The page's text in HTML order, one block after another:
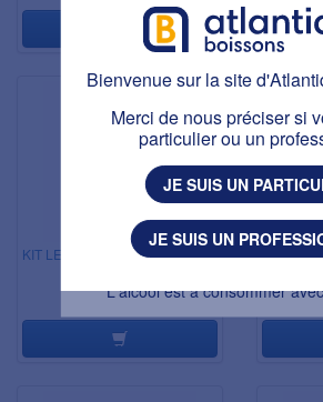
KIT LEFFE HIVER 2025
0,00 € HT
KIT
Bienvenue sur la site
Ce site est réservé aux
Avez-vous plus de
L'alcool est à consommer
Bienvenue sur la site
Merci de nous préciser si
particulier ou un
JE SUIS UN
JE SUIS UN